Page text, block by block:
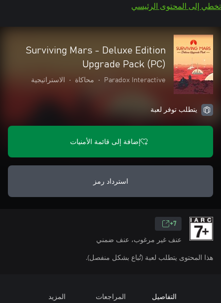
تخطي إلى المحتوى الرئيسي
Surviving Mars - Deluxe Edition
Upgrade Pack (PC)
Paradox Interactive
• محاكاة • الاستراتيجية
يتطلب توفر لعبة
إضافة إلى قائمة الأمنيات
استرداد رمز
7+
عنف غير مرغوب، عنف ضمني
هذا المحتوى يتطلب لعبة (تُباع بشكل منفصل).
التفاصيل المراجعات المزيد